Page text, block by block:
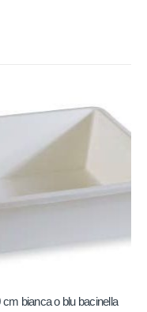
bianca o blu bacinella